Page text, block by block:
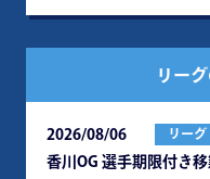
リー
2026/08/06 リーグ
⾹川OG 選⼿期限付き